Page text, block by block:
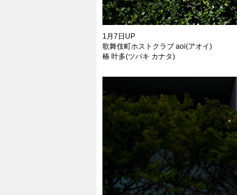
1月7日UP
歌舞伎町ホストクラブ aoi(アオイ)
椿 叶多(ツバキ カナタ)